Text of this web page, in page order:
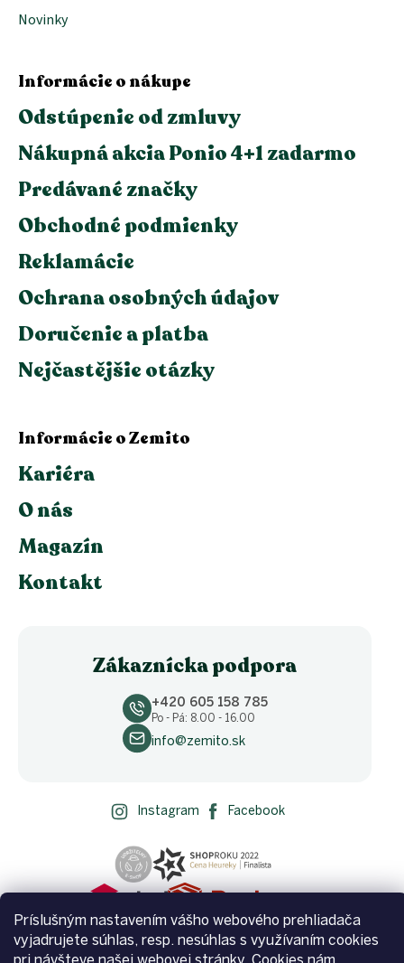
Príslušným nastavením vášho webového prehliadača
vyjadrujete súhlas, resp. nesúhlas s využívaním cookies
Novinky
Informácie o nákupe
Odstúpenie od zmluvy
Nákupná akcia Ponio 4+1 zadarmo
Predávané značky
Obchodné podmienky
Reklamácie
Ochrana osobných údajov
Doručenie a platba
Nejčastějšie otázky
Informácie o Zemito
Kariéra
O nás
Magazín
Kontakt
Zákaznícka podpora
+420 605 158 785
Po - Pá: 8.00 - 16.00
info@zemito.sk
Instagram Facebook